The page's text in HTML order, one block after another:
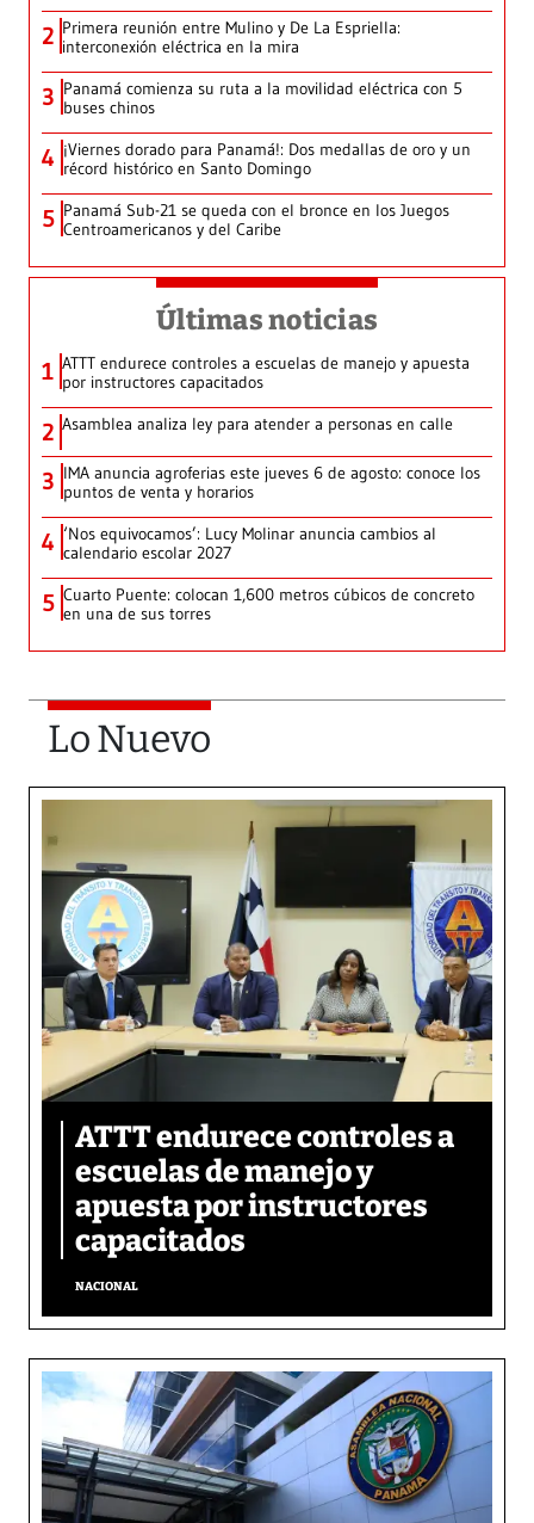
2 Primera reunión entre Mulino y De La Espriella:
interconexión eléctrica en la mira
3 Panamá comienza su ruta a la movilidad eléctrica con 5
buses chinos
4 ¡Viernes dorado para Panamá!: Dos medallas de oro y un
récord histórico en Santo Domingo
5 Panamá Sub-21 se queda con el bronce en los Juegos
Centroamericanos y del Caribe
Últimas noticias
1 ATTT endurece controles a escuelas de manejo y apuesta
por instructores capacitados
2 Asamblea analiza ley para atender a personas en calle
3 IMA anuncia agroferias este jueves 6 de agosto: conoce los
puntos de venta y horarios
4 ‘Nos equivocamos’: Lucy Molinar anuncia cambios al
calendario escolar 2027
5 Cuarto Puente: colocan 1,600 metros cúbicos de concreto
en una de sus torres
Lo Nuevo
ATTT endurece controles a
escuelas de manejo y
apuesta por instructores
capacitados
NACIONAL